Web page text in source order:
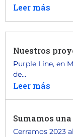
Leer más
Nuestros
Purple Line, en
de...
Leer más
Sumamos
Cerramos 2023